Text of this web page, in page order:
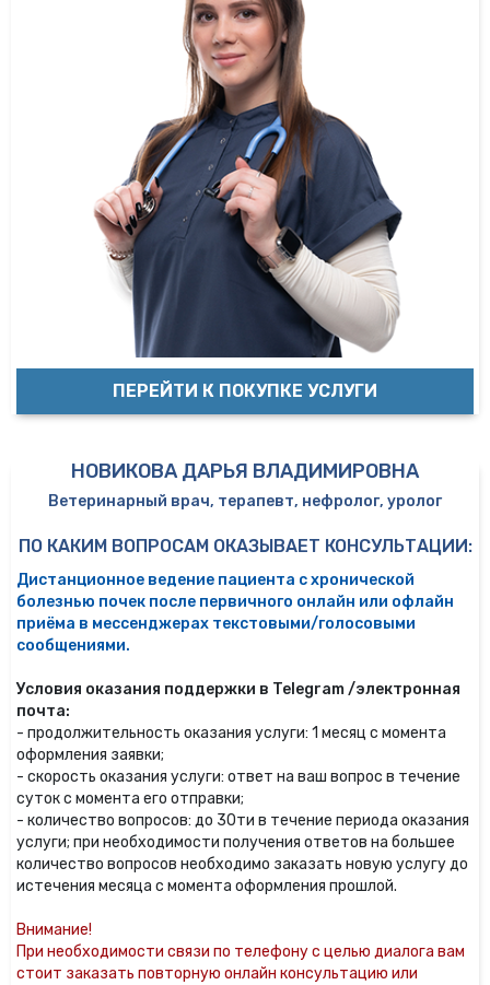
ПЕРЕЙТИ К ПОКУПКЕ УСЛУГИ
НОВИКОВА ДАРЬЯ ВЛАДИМИРОВНА
Ветеринарный врач, терапевт, нефролог, уролог
ПО КАКИМ ВОПРОСАМ ОКАЗЫВАЕТ КОНСУЛЬТАЦИИ:
Дистанционное ведение пациента с хронической
болезнью почек после первичного онлайн или офлайн
приёма в мессенджерах текстовыми/голосовыми
сообщениями.
Условия оказания поддержки в Telegram /электронная
почта:
- продолжительность оказания услуги: 1 месяц с момента
оформления заявки;
- скорость оказания услуги: ответ на ваш вопрос в течение
суток с момента его отправки;
- количество вопросов: до 30ти в течение периода оказания
услуги; при необходимости получения ответов на большее
количество вопросов необходимо заказать новую услугу до
истечения месяца с момента оформления прошлой.
Внимание!
При необходимости связи по телефону с целью диалога вам
стоит заказать повторную онлайн консультацию или